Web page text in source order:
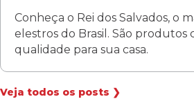
Conheça o Rei dos Salvados, o
elestros do Brasil. São produtos
qualidade para sua casa.
Veja todos os posts ❯